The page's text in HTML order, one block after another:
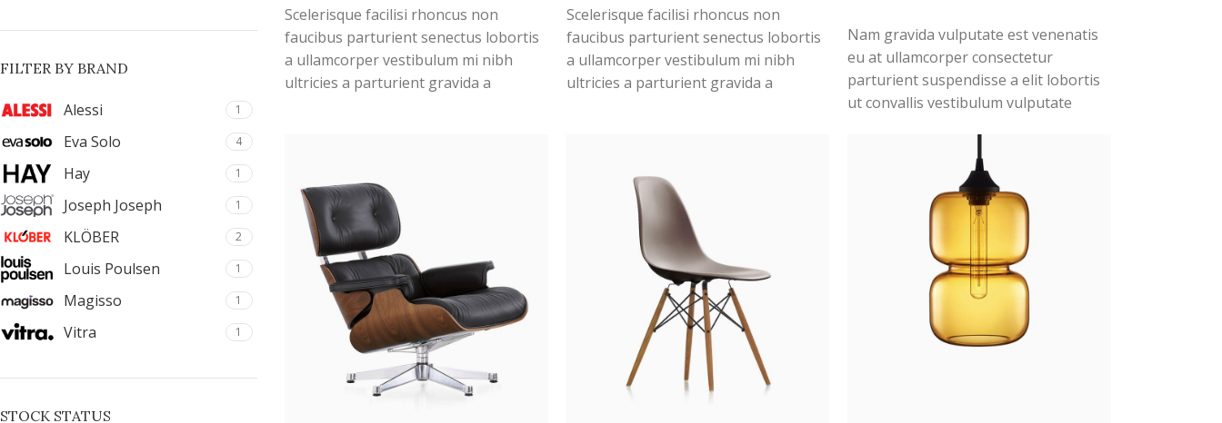
FILTER BY BRAND
Alessi 1
Eva Solo 4
Hay 1
Joseph Joseph 1
KLÖBER 2
Louis Poulsen 1
Magisso 1
Vitra 1
STOCK STATUS
Scelerisque facilisi rhoncus non
faucibus parturient senectus lobortis
a ullamcorper vestibulum mi nibh
ultricies a parturient gravida a
Scelerisque facilisi rhoncus non
faucibus parturient senectus lobortis
a ullamcorper vestibulum mi nibh
ultricies a parturient gravida a
adipiscing.
Nam gravida vulputate est venenatis
eu at ullamcorper consectetur
parturient suspendisse a elit lobortis
ut convallis vestibulum vulputate
vestibulum a magnis ullamcorper orci
a iaculis adipiscing augue a massa a
torquent feugiat a. Scelerisque